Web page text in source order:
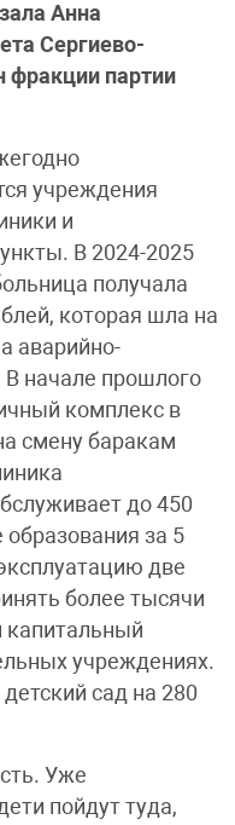
Анна
Сергиево-
фракции партии
учреждения
и
В 2024-2025
получала
которая шла на
аварийно-
начале прошлого
комплекс в
смену баракам
до 450
за 5
две
более тысячи
капитальный
учреждениях.
сад на 280
Уже
пойдут туда,